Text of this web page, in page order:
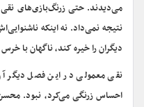
می‌دیدند. حتی زرنگ‌بازی‌های
نتیجه نمی‌داد. نه اینکه
دیگران را خیره کند، ناگهان با
نقی معمولی در این فصل دیگر
احساس زرنگی می‌کرد،‌ نبود.